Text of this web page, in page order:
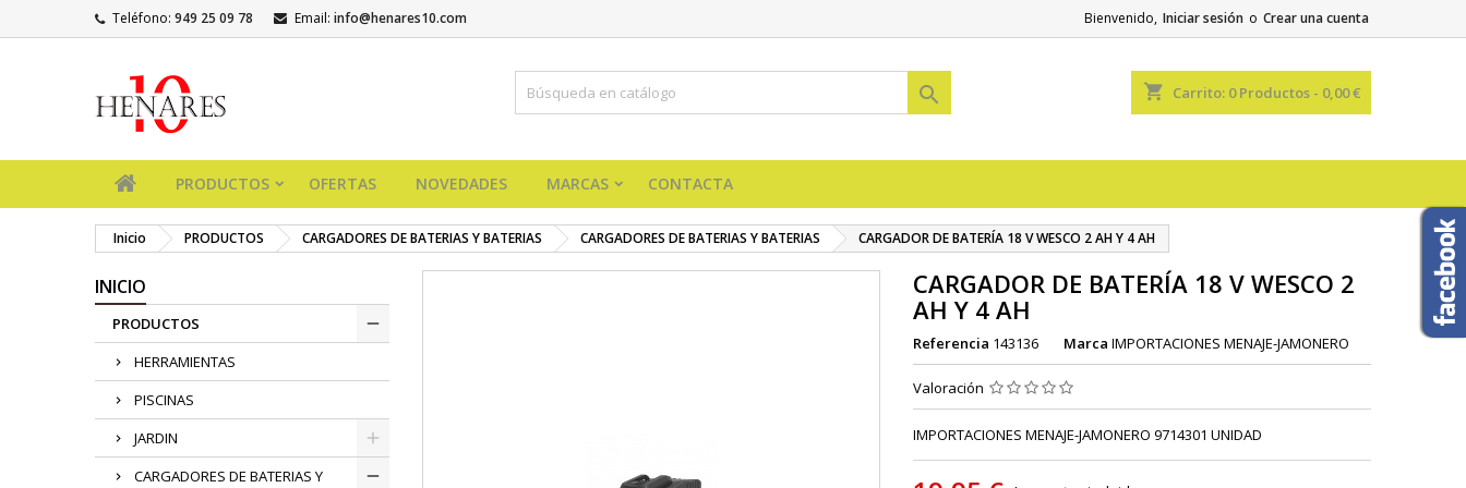
Teléfono: 949 25 09 78 Email: info@henares10.com Bienvenido, Iniciar sesión o Crear una cuenta
shopping_cart Carrito: 0Productos - 0,00 €

PRODUCTOS OFERTAS NOVEDADES MARCAS CONTACTA
Inicio PRODUCTOS CARGADORES DE BATERIAS Y BATERIAS CARGADORES DE BATERIAS Y BATERIAS CARGADOR DE BATERÍA 18 V WESCO 2 AH Y 4 AH
INICIO
PRODUCTOS
HERRAMIENTAS
PISCINAS
JARDIN
CARGADORES DE BATERIAS Y
CARGADOR DE BATERÍA 18 V WESCO 2
AH Y 4 AH
Referencia 143136 Marca IMPORTACIONES MENAJE-JAMONERO
Valoración
IMPORTACIONES MENAJE-JAMONERO 9714301 UNIDAD